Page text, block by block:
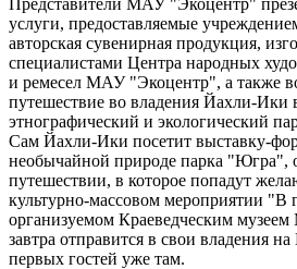
услуги, предоставляемые
авторская сувенирная продукция,
специалистами Центра народных
и ремесел МАУ "Экоцентр", а также
путешествие во владения Йахли-Ики
этнографический и экологический
Сам Йахли-Ики посетит выставку-
необычайной природе парка "Югра",
путешествии, в которое попадут
культурно-массовом мероприятии "В
организуемом Краеведческим
завтра отправится в свои владения
первых гостей уже там.